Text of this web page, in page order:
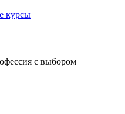
курсы
с выбором